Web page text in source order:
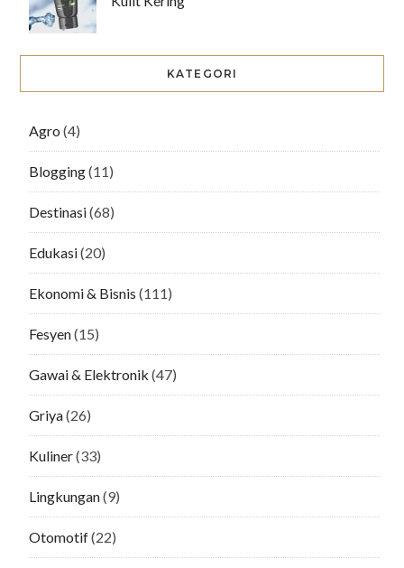
KATEGORI
Agro (4)
Blogging(11)
Destinasi(68)
Edukasi(20)
Ekonomi & Bisnis (111)
Fesyen(15)
Gawai & Elektronik (47)
Griya(26)
Kuliner(33)
Lingkungan(9)
Otomotif(22)